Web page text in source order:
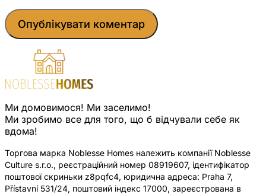
Ми домовимося! Ми заселимо!
Ми зробимо все для того, що б відчували себе як
вдома!
Торгова марка Noblesse Homes належить компанії Noblesse
Culture s.r.o., реєстраційний номер 08919607, ідентифікатор
поштової скриньки z8pqfc4, юридична адреса: Praha 7,
Přístavní 531/24, поштовий індекс 17000, зареєстрована в